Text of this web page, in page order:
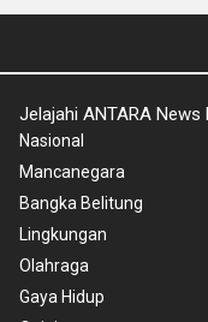
Jelajahi ANTARA News
Nasional
Mancanegara
Bangka Belitung
Lingkungan
Olahraga
Gaya Hidup